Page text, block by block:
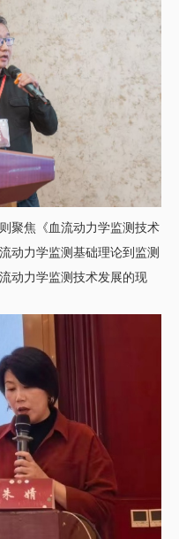
聚焦《血流动力学监测技术
动力学监测基础理论到监测
动力学监测技术发展的现